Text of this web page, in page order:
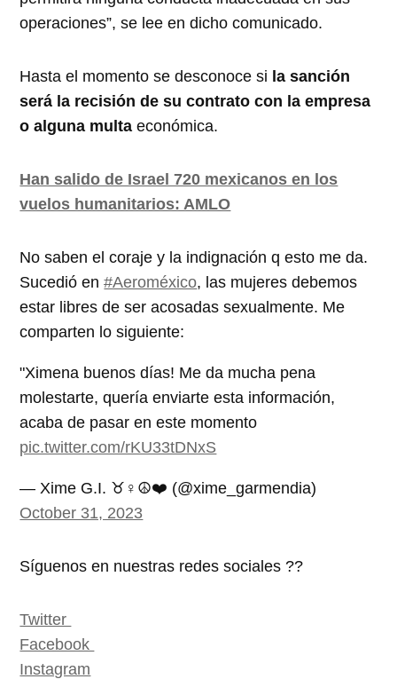
operaciones”, se lee en dicho comunicado.
Hasta el momento se desconoce si la sanción
será la recisión de su contrato con la empresa
o alguna multa económica.
Han salido de Israel 720 mexicanos en los
vuelos humanitarios: AMLO
No saben el coraje y la indignación q esto me da.
Sucedió en#Aeroméxico, las mujeres debemos
estar libres de ser acosadas sexualmente. Me
comparten lo siguiente:
"Ximena buenos días! Me da mucha pena
molestarte, quería enviarte esta información,
acaba de pasar en este momento
pic.twitter.com/rKU33tDNxS
— Xime G.I. ♉♀️☮️❤️ (@xime_garmendia)
October 31, 2023
Síguenos en nuestras redes sociales ??
Twitter
Facebook
Instagram